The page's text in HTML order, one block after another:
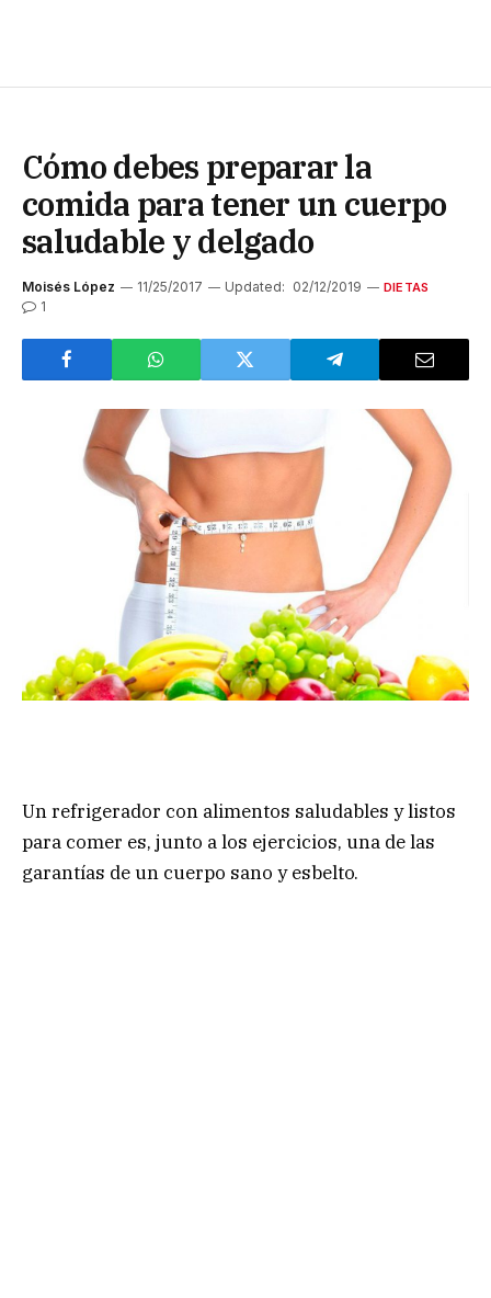
Cómo debes preparar la
comida para tener un cuerpo
saludable y delgado
Moisés López 11/25/2017 Updated: 02/12/2019 DIETAS
1
Un refrigerador con alimentos saludables y listos
para comer es, junto a los ejercicios, una de las
garantías de un cuerpo sano y esbelto.